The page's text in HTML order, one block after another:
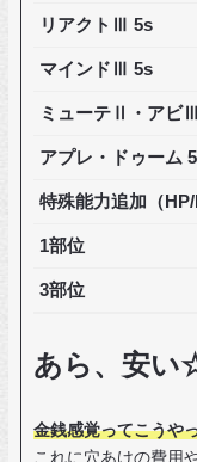
リアクトⅢ 5s
マインドⅢ 5s
ミューテⅡ・アビ
アプレ・ドゥーム
特殊能力追加（HP/
1部位
3部位
あら、安
金銭感覚ってこうや
これに穴あけの費用